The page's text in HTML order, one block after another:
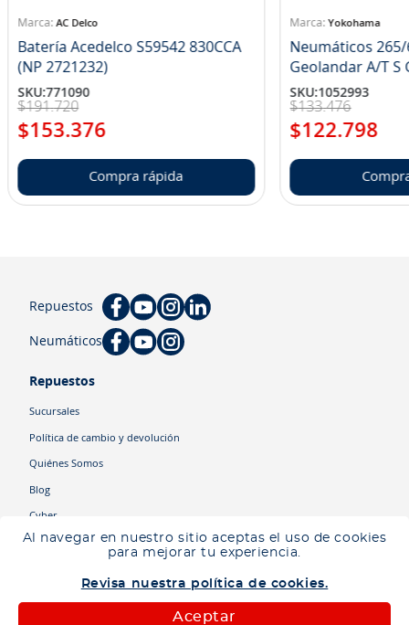
Al navegar en nuestro sitio aceptas el uso de cookies
para mejorar tu experiencia.
Revisa nuestra política de cookies.
Aceptar
AC Delco
Batería Acedelco S59542 830CCA
(NP 2721232)
SKU:771090
$191.720
$153.376
Compra rápida
Yokohama
Neumáticos 265/
SKU:1052993
$133.476
$122.798
Repuestos
Neumáticos
Repuestos
Sucursales
Política de cambio y devolución
Quiénes Somos
Blog
Cyber